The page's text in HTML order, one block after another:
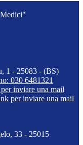
1 - 25083 - (BS)
030 6481321
inviare una mail
per inviare una mail
33 - 25015